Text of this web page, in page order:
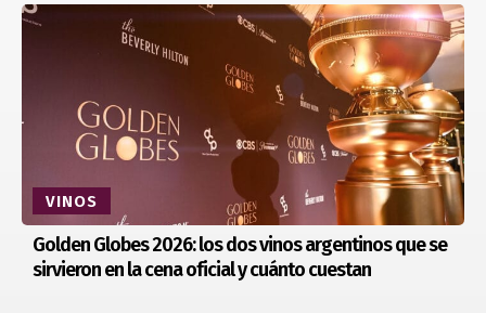
VINOS
Golden Globes 2026: los dos vinos argentinos que se
sirvieron en la cena oficial y cuánto cuestan